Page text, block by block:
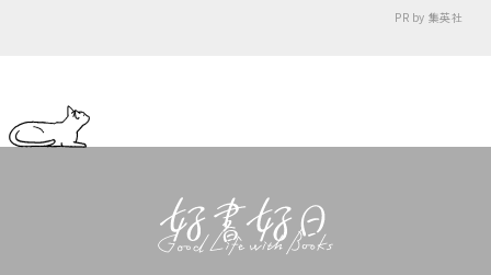
PR by 集英社